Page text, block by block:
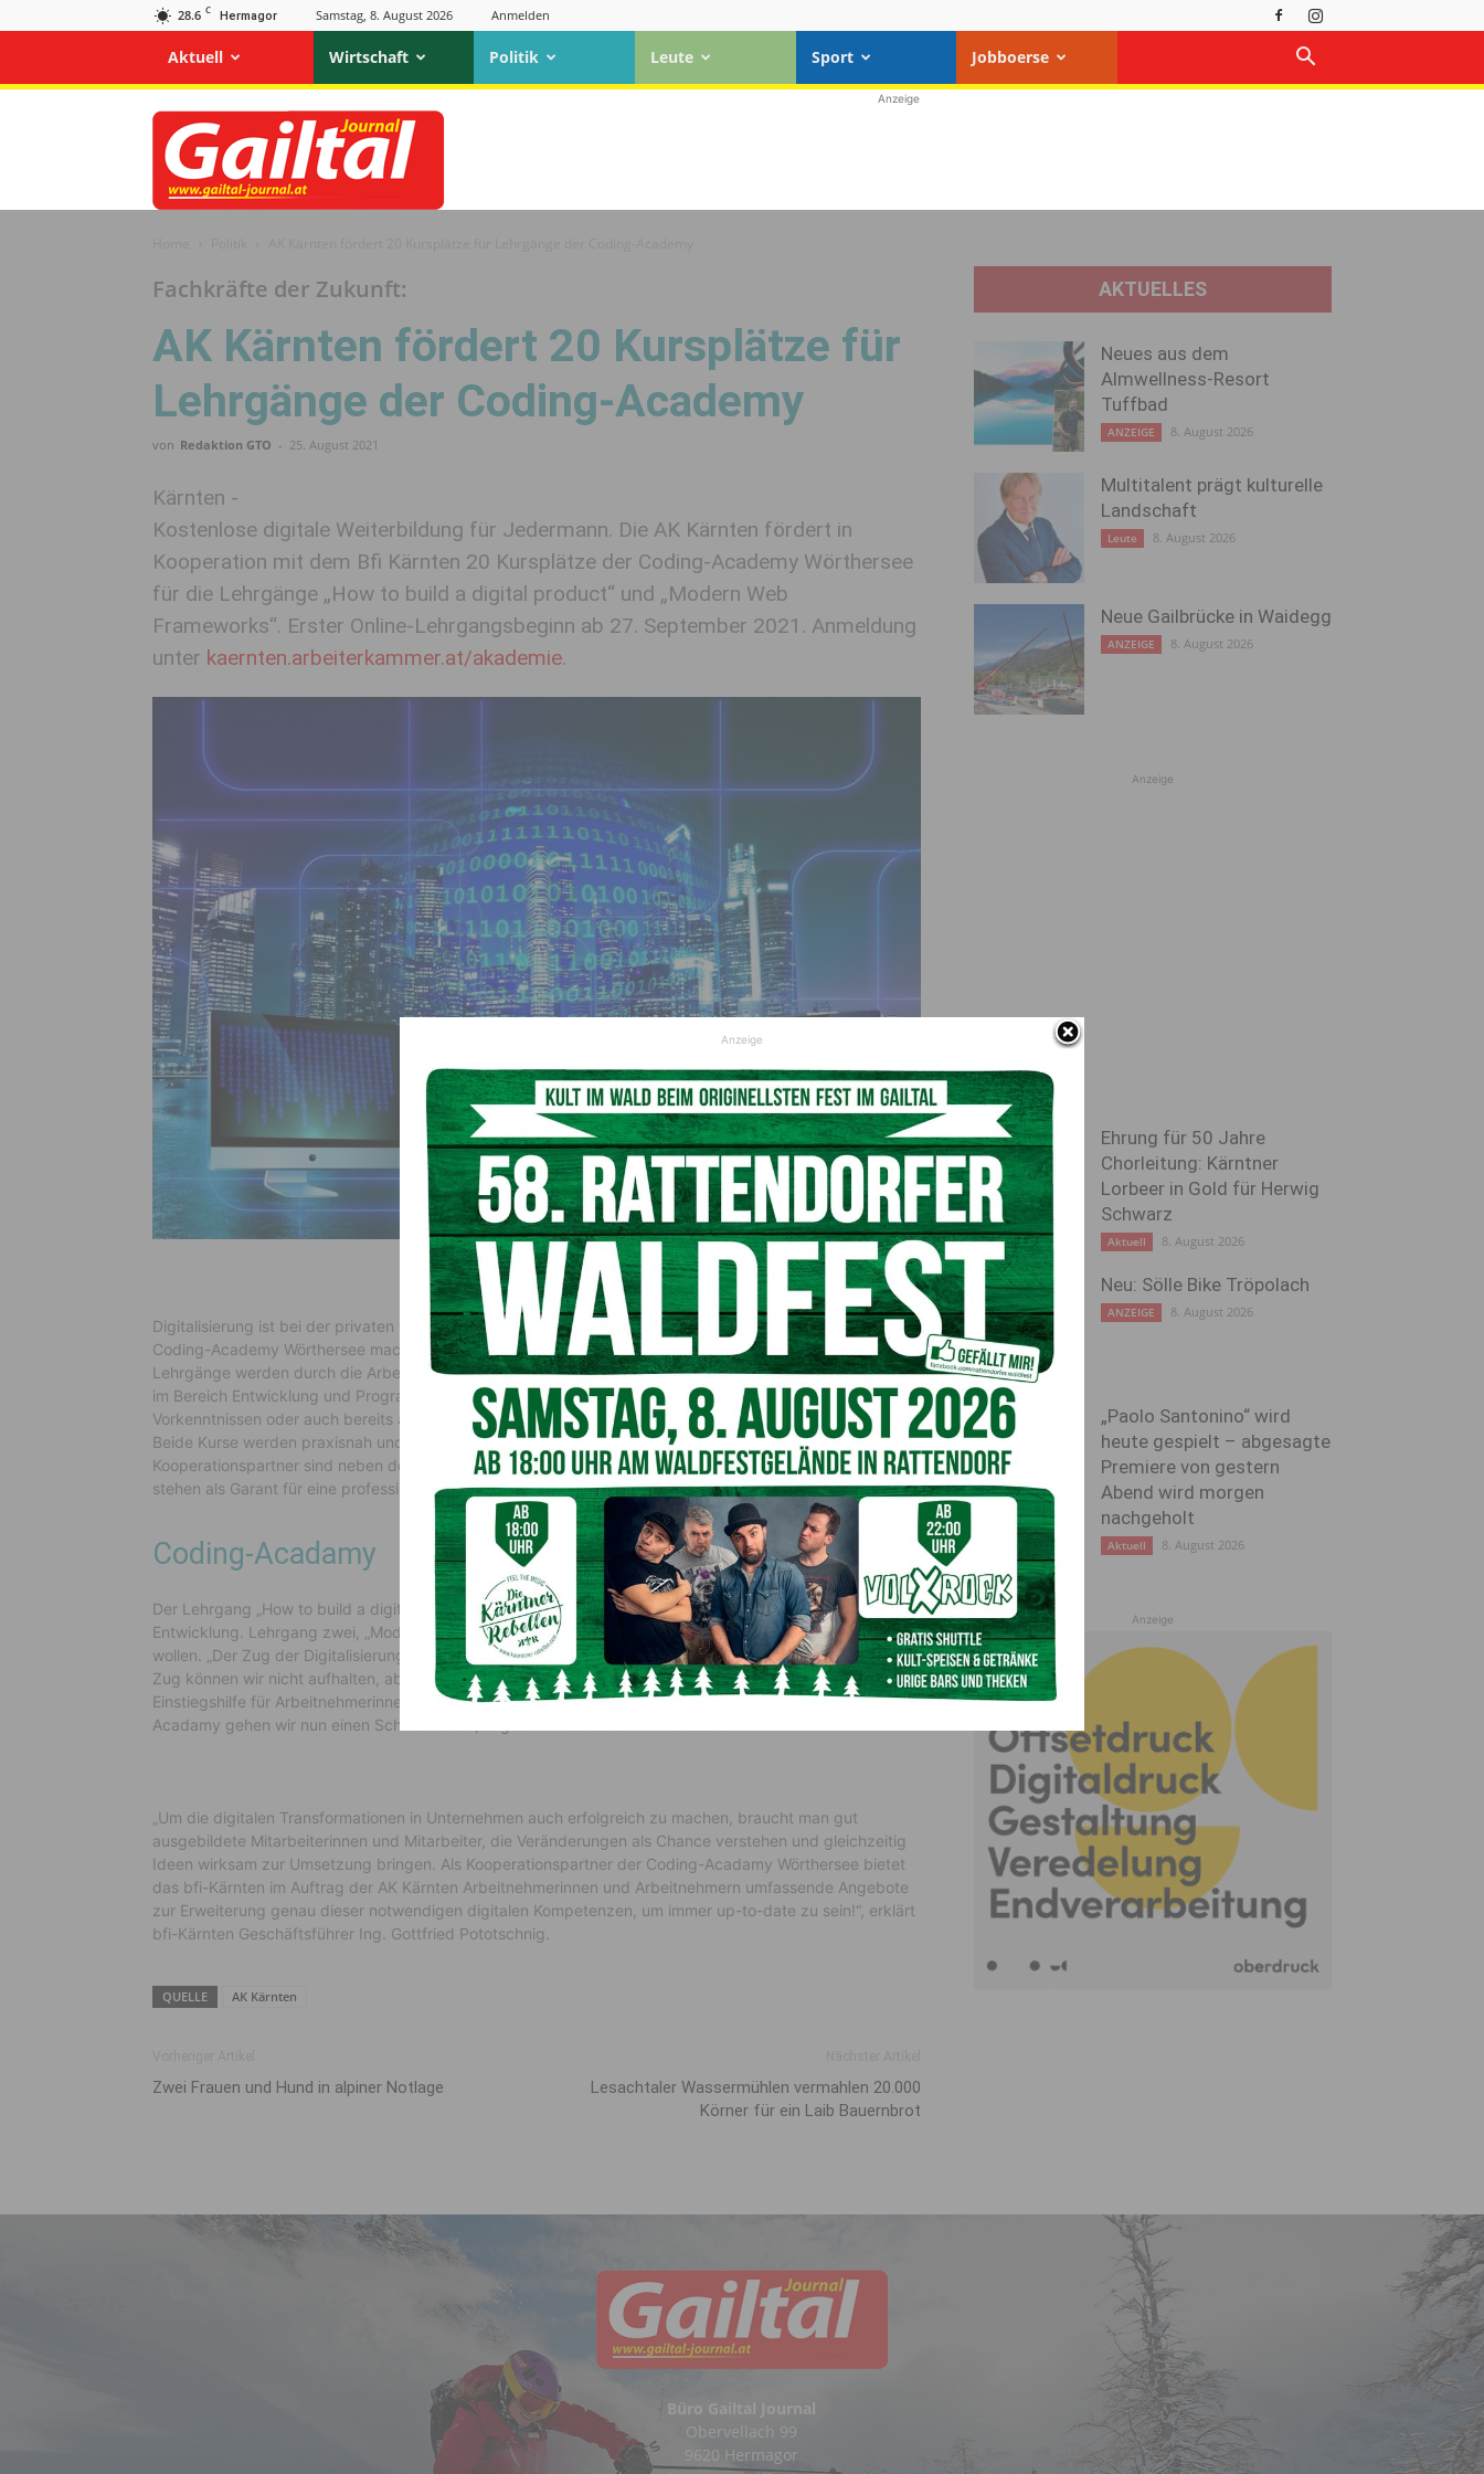
28.6 C Hermagor Samstag, 8. August 2026 Anmelden
Aktuell Wirtschaft Politik Leute Sport Jobboerse
Gailtal
Journal
Anzeige
Fachkräfte der Zukunft:
AK Kärnten fördert 20 Kursplätze für
Lehrgänge der Coding-Academy
von Redaktion GTO - 25. August 2021
Kärnten -
Kostenlose digitale Weiterbildung für Jedermann. Die AK Kärnten fördert in
Kooperation mit dem Bfi Kärnten 20 Kursplätze der Coding-Academy Wörthersee
für die Lehrgänge „How to build a digital product“ und „Modern Web
Frameworks“. Erster Online-Lehrgangsbeginn ab 27. September 2021. Anmeldung
unter kaernten.arbeiterkammer.at/akademie.
© pixabay
Digitalisierung ist bei der privaten wie beruflichen Weiter- und Fortbildung das Schlagwort der Stunde. Die
Coding-Academy Wörthersee macht aus diesem Schlagwort Fachkräfte der Zukunft. Zwei Online-
Lehrgänge werden durch die Arbeiterkammer Kärnten in Kooperation mit dem Bfi Kärnten für 20 Personen
im Bereich Entwicklung und Programmierung finanziert. Jeder kann sich mit grundlegenden
Vorkenntnissen oder auch bereits als interessierter Web-Entwickler anmelden und weiter- bzw. fortbilden.
Beide Kurse werden praxisnah und von Experten der Coding-Academy Wörthersee unterrichtet.
Kooperationspartner sind neben dem Bfi Kärnten auch. Lernen von und mit Profis von Apple und Google
stehen als Garant für eine professionelle Weiter- und Fortbildung.
Coding-Acadamy
Der Lehrgang „How to build a digital product“ richtet sich an ambitionierte Einsteiger in der App-
Entwicklung. Lehrgang zwei, „Modern Web Frameworks“ richtet sich an Web-Entwickler, die sich upgraden
wollen. „Der Zug der Digitalisierung rast schnell an einem vorüber, wenn man den Einstieg verpasst. Diesen
Zug können wir nicht aufhalten, aber wir haben bereits vor vier Jahren mit dem AK digi:check eine
Einstiegshilfe für Arbeitnehmerinnen und Arbeitnehmer geschaffen. Mit den Lehrgängen der Coding-
Acadamy gehen wir nun einen Schritt weiter“, sagte AK-Präsident Günther Goach.
„Um die digitalen Transformationen in Unternehmen auch erfolgreich zu machen, braucht man gut
ausgebildete Mitarbeiterinnen und Mitarbeiter, die Veränderungen als Chance verstehen und gleichzeitig
Ideen wirksam zur Umsetzung bringen. Als Kooperationspartner der Coding-Acadamy Wörthersee bietet
das bfi-Kärnten im Auftrag der AK Kärnten Arbeitnehmerinnen und Arbeitnehmern umfassende Angebote
zur Erweiterung genau dieser notwendigen digitalen Kompetenzen, um immer up-to-date zu sein!“, erklärt
bfi-Kärnten Geschäftsführer Ing. Gottfried Pototschnig.
QUELLE AK Kärnten
Zwei Frauen und Hund in alpiner Notlage
Lesachtaler Wassermühlen vermahlen 20.000
Körner für ein Laib Bauernbrot
AKTUELLES
Neues aus dem
Almwellness-Resort
Tuffbad
ANZEIGE 8. August 2026
Multitalent prägt kulturelle
Landschaft
Leute 8. August 2026
Neue Gailbrücke in Waidegg
ANZEIGE 8. August 2026
Anzeige
Ehrung für 50 Jahre
Chorleitung: Kärntner
Lorbeer in Gold für Herwig
Schwarz
Aktuell 8. August 2026
Neu: Sölle Bike Tröpolach
ANZEIGE 8. August 2026
„Paolo Santonino“ wird
heute gespielt – abgesagte
Premiere von gestern
Abend wird morgen
nachgeholt
Aktuell 8. August 2026
Anzeige
Büro Gailtal Journal
Obervellach 99
9620 Hermagor
Anzeige